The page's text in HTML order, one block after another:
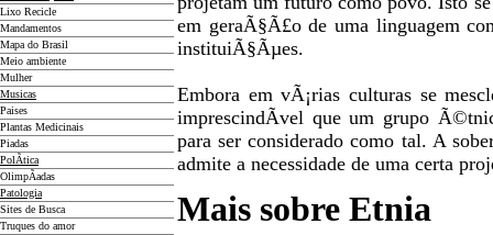
Lixo Recicle
Mandamentos
Mapa do Brasil
Meio ambiente
Mulher
Musicas
Paises
Plantas Medicinais
Piadas
PolÃ­tica
OlimpÃ­adas
Patologia
Sites de Busca
Truques do amor
em geraÃ§Ã£o de uma linguagem
instituiÃ§Ãµes.
Embora em vÃ¡rias culturas se
imprescindÃ­vel que um grupo
para ser considerado como tal. A
admite a necessidade de uma certa
Mais sobre Etnia